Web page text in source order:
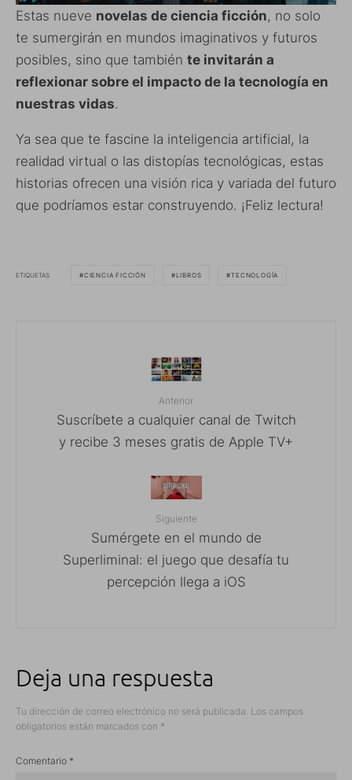
Estas nueve novelas de ciencia ficción, no solo
te sumergirán en mundos imaginativos y futuros
posibles, sino que también te invitarán a
reflexionar sobre el impacto de la tecnología en
nuestras vidas.
Ya sea que te fascine la inteligencia artificial, la
realidad virtual o las distopías tecnológicas, estas
historias ofrecen una visión rica y variada del futuro
que podríamos estar construyendo. ¡Feliz lectura!
ETIQUETAS CIENCIA FICCIÓN LIBROS TECNOLOGÍA
Anterior
Suscríbete a cualquier canal de Twitch
y recibe 3 meses gratis de Apple TV+
Siguiente
Sumérgete en el mundo de
Superliminal: el juego que desafía tu
percepción llega a iOS
Deja una respuesta
Tu dirección de correo electrónico no será publicada. Los campos
obligatorios están marcados con *
Comentario *